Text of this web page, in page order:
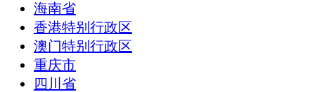
海南省
香港特别行政区
澳门特别行政区
重庆市
四川省